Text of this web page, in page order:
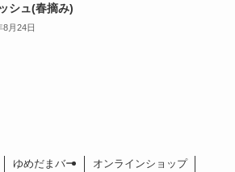
シュ(春摘み)
8月24日
ゆめだまバー オンラインショップ